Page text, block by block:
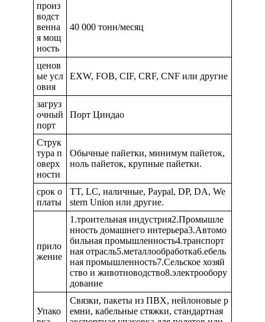
произ
водст
венна
я мощ
ность
40 000 тонн/месяц
ценов
ые усл
овия
EXW, FOB, CIF, CRF, CNF или другие
загруз
очный
порт
Порт Циндао
Струк
тура п
оверх
ности
Обычные пайетки, минимум пайеток,
ноль пайеток, крупные пайетки.
срок о
платы
TT, LC, наличные, Paypal, DP, DA, We
stern Union или другие.
прило
жение
1.троительная индустрия2.Промышле
нность домашнего интерьера3.Автомо
бильная промышленность4.транспорт
ная отрасль5.металлообработка6.ебель
ная промышленность7.Сельское хозяй
ство и животноводство8.электрообору
дование
Упако
Связки, пакеты из ПВХ, нейлоновые р
емни, кабельные стяжки, стандартная